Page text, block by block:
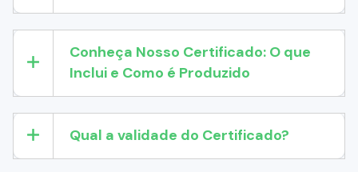
Conheça Nosso Certificado: O que
Inclui e Como é Produzido
Qual a validade do Certificado?